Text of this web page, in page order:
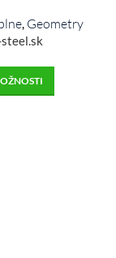
, Geometry